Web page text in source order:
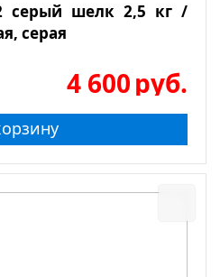
серый шелк 2,5 кг /
серая
4 600руб.